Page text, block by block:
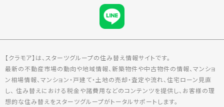
【クラモア】は、スターツグループの住み替え情報サイトです。
最新の不動産市場の動向や地域情報、新築物件や中古物件の情報、マンショ
ン相場情報、マンション・戸建て・土地の売却・査定や流れ、住宅ローン見直
し、 住み替えにおける税金や諸費用などのコンテンツを提供し、お客様の理
想的な住み替えをスターツグループがトータルサポートします。